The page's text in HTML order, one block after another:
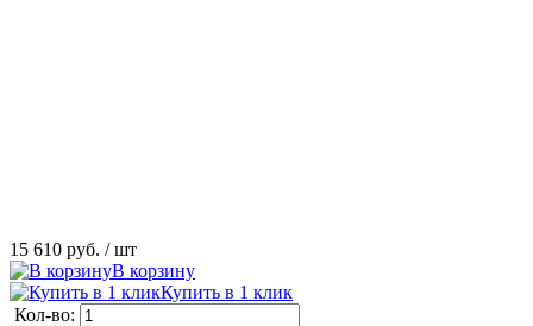
15 610 руб. / шт
В корзину
Купить в 1 клик
Кол-во: